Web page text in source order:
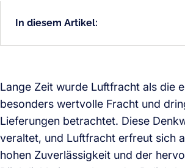
In diesem Artikel:
Lange Zeit wurde Luftfracht als die
besonders wertvolle Fracht und
Lieferungen betrachtet. Diese
veraltet, und Luftfracht erfreut sich
hohen Zuverlässigkeit und der